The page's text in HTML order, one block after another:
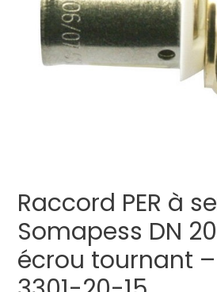
Raccord PER à
Somapess DN
écrou tournant –